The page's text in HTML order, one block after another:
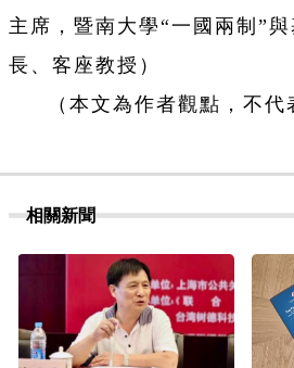
主席，暨南大學“一國兩制”
長、客座教授）
（本文為作者觀點，不代
相關新聞